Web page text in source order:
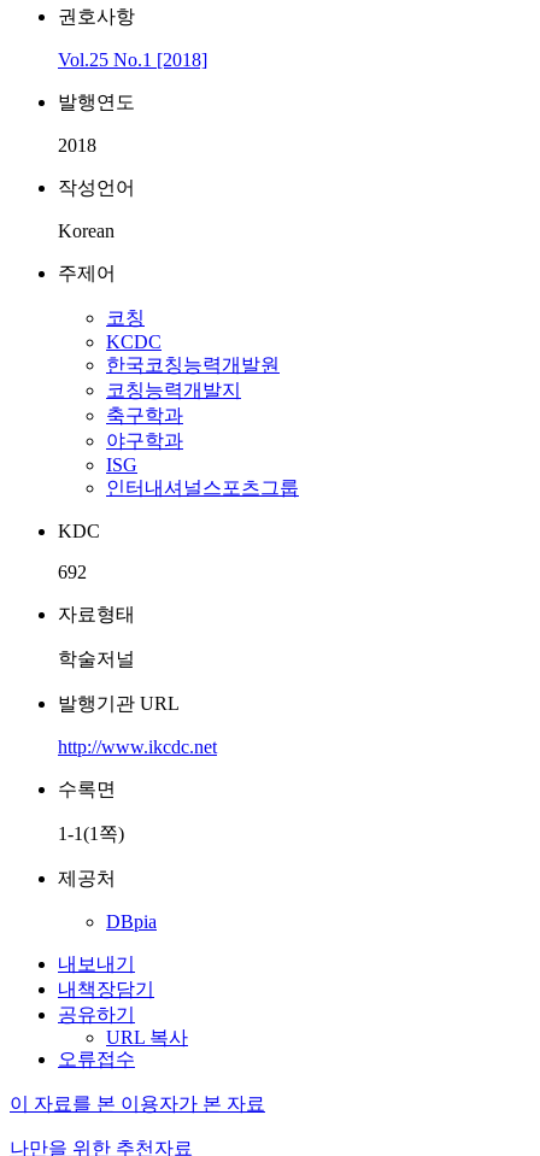
권호사항
Vol.25 No.1 [2018]
발행연도
2018
작성언어
Korean
주제어
코칭
KCDC
한국코칭능력개발원
코칭능력개발지
축구학과
야구학과
ISG
인터내셔널스포츠그룹
KDC
692
자료형태
학술저널
발행기관 URL
http://www.ikcdc.net
수록면
1-1(1쪽)
제공처
DBpia
내보내기
내책장담기
공유하기
URL 복사
오류접수
이 자료를 본 이용자가 본 자료
나만을 위한 추천자료